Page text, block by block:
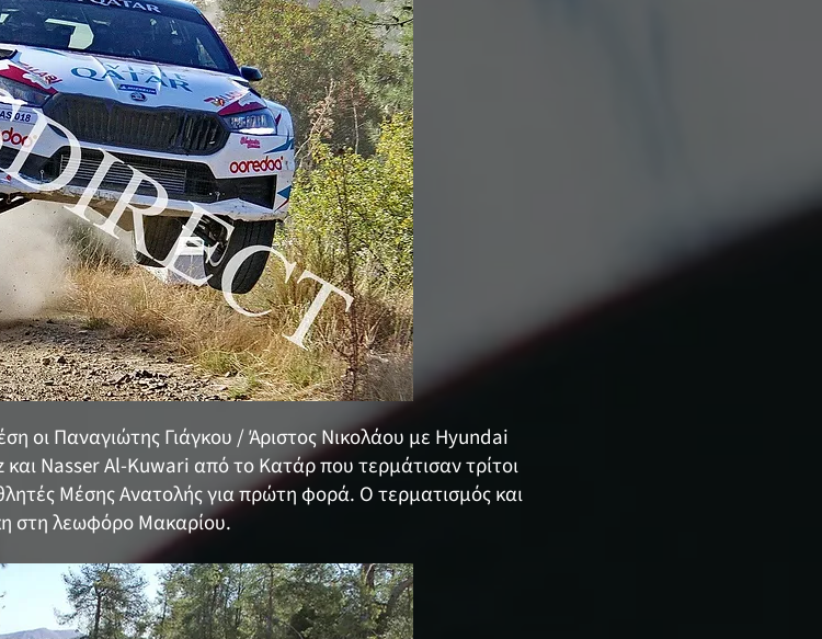
οι Παναγιώτης Γιάγκου / Άριστος Νικολάου με Hyundai
Nasser Al-Kuwari από το Κατάρ που τερμάτισαν τρίτοι
Μέσης Ανατολής για πρώτη φορά. Ο τερματισμός και
στη λεωφόρο Μακαρίου.